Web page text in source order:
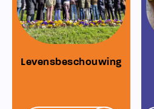
Levensbeschouwing